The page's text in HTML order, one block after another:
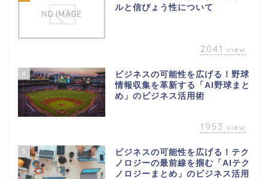
ルと信ぴょう性について
2041 view
4
ビジネスの可能性を広げる！野球
情報収集を革新する「AI野球まと
め」のビジネス活用術
1953 view
5
ビジネスの可能性を広げる！テク
ノロジーの最前線を掴む「AIテク
ノロジーまとめ」のビジネス活用